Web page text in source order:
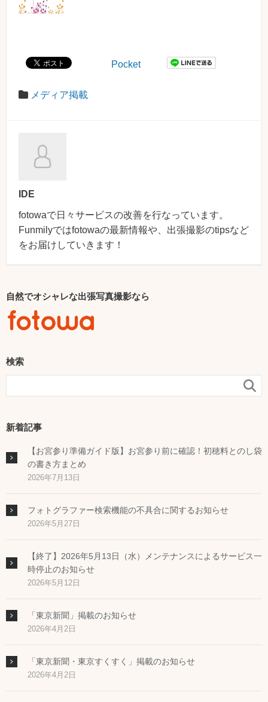
Pocket
メディア掲載
IDE
fotowaで日々サービスの改善を行なっています。
Funmilyではfotowaの最新情報や、出張撮影のtipsなど
をお届けしていきます！
自然でオシャレな出張写真撮影なら
検索

新着記事
【お宮参り準備ガイド版】お宮参り前に確認！初穂料とのし袋
の書き方まとめ
2026年7月13日
フォトグラファー検索機能の不具合に関するお知らせ
2026年5月27日
【終了】2026年5月13日（水）メンテナンスによるサービス一
時停止のお知らせ
2026年5月12日
「東京新聞」掲載のお知らせ
2026年4月2日
「東京新聞・東京すくすく」掲載のお知らせ
2026年4月2日